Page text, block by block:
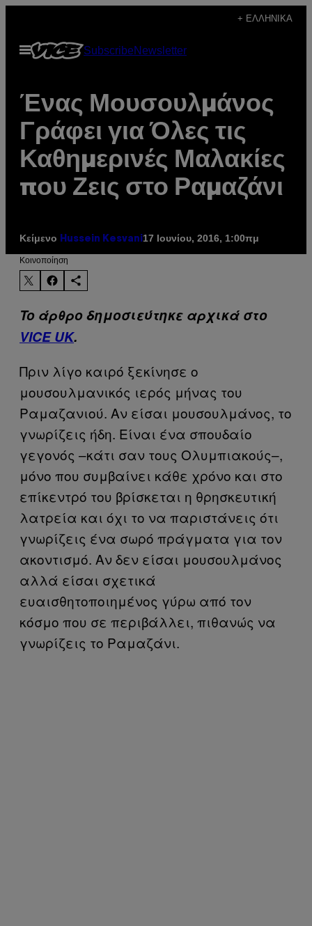
περιεχόμενο
+ ΕΛΛΗΝΙΚΆ
Ανοίξτε
το
SubscribeNewsletter
Ένας Μουσουλμάνος
Γράφει για Όλες τις
Καθημερινές Μαλακίες
που Ζεις στο Ραμαζάνι
Κείμενο Hussein Kesvani17 Ιουνίου, 2016, 1:00πμ
Kοινοποίηση
To άρθρο δημοσιεύτηκε αρχικά στο
VICE UK.
Πριν λίγο καιρό ξεκίνησε ο
μουσουλμανικός ιερός μήνας του
Ραμαζανιού. Αν είσαι μουσουλμάνος, το
γνωρίζεις ήδη. Είναι ένα σπουδαίο
γεγονός –κάτι σαν τους Ολυμπιακούς–,
μόνο που συμβαίνει κάθε χρόνο και στο
επίκεντρό του βρίσκεται η θρησκευτική
λατρεία και όχι το να παριστάνεις ότι
γνωρίζεις ένα σωρό πράγματα για τον
ακοντισμό. Αν δεν είσαι μουσουλμάνος
αλλά είσαι σχετικά
ευαισθητοποιημένος γύρω από τον
κόσμο που σε περιβάλλει, πιθανώς να
γνωρίζεις το Ραμαζάνι.